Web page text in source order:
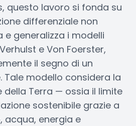
questo lavoro si fonda su
differenziale non
e generalizza i modelli
e Von Foerster,
il segno di un
Tale modello considera la
Terra — ossia il limite
sostenibile grazie a
acqua, energia e